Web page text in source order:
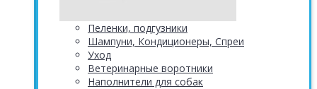
Пеленки, подгузники
Шампуни, Кондиционеры, Спреи
Уход
Ветеринарные воротники
Наполнители для собак